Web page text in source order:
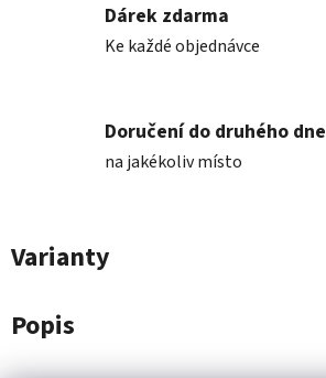
Dárek zdarma
Ke každé objednávce
Doručení do druhého dne
na jakékoliv místo
Varianty
Popis